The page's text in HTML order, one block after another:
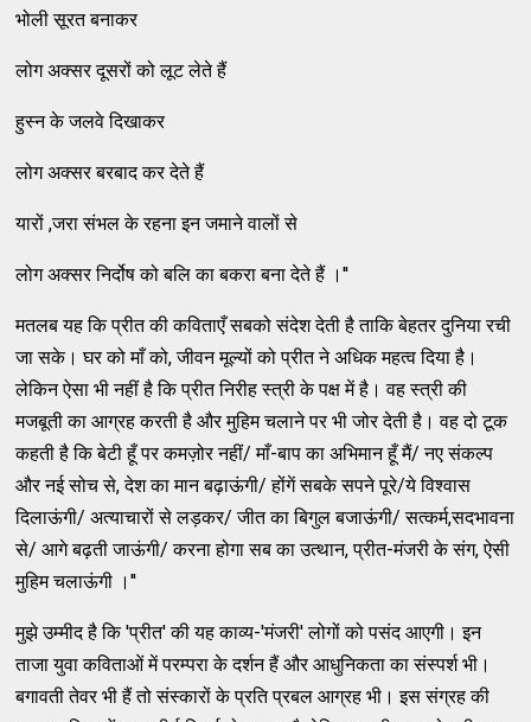
भोली सूरत बनाकर
लोग अक्सर दूसरों को लूट लेते हैं
हुस्न के जलवे दिखाकर
लोग अक्सर बरबाद कर देते हैं
यारों ,जरा संभल के रहना इन जमाने वालों से
लोग अक्सर निर्दोष को बलि का बकरा बना देते हैं ।''
मतलब यह कि प्रीत की कविताएँ सबको संदेश देती है ताकि बेहतर दुनिया रची
जा सके। घर को माँ को, जीवन मूल्यों को प्रीत ने अधिक महत्व दिया है।
लेकिन ऐसा भी नहीं है कि प्रीत निरीह स्त्री के पक्ष में है। वह स्त्री की
मजबूती का आग्रह करती है और मुहिम चलाने पर भी जोर देती है। वह दो टूक
कहती है कि बेटी हूँ पर कमज़ोर नहीं/ माँ-बाप का अभिमान हूँ मैं/ नए संकल्प
और नई सोच से, देश का मान बढ़ाऊंगी/ होंगें सबके सपने पूरे/ये विश्वास
दिलाऊंगी/ अत्याचारों से लड़कर/ जीत का बिगुल बजाऊंगी/ सत्कर्म,सदभावना
से/ आगे बढ़ती जाऊंगी/ करना होगा सब का उत्थान, प्रीत-मंजरी के संग, ऐसी
मुहिम चलाऊंगी ।''
मुझे उम्मीद है कि 'प्रीत' की यह काव्य-'मंजरी' लोगों को पसंद आएगी। इन
ताजा युवा कविताओं में परम्परा के दर्शन हैं और आधुनिकता का संस्पर्श भी।
बगावती तेवर भी हैं तो संस्कारों के प्रति प्रबल आग्रह भी। इस संग्रह की